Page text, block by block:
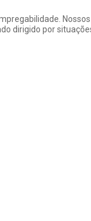
dirigido por